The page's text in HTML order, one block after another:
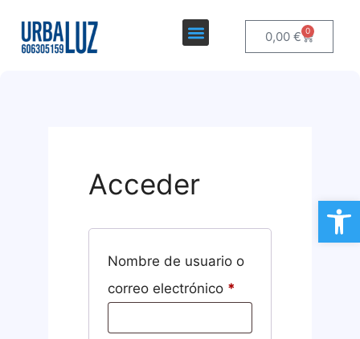
0,00 € 0
Acceder
Nombre de usuario o
correo electrónico *